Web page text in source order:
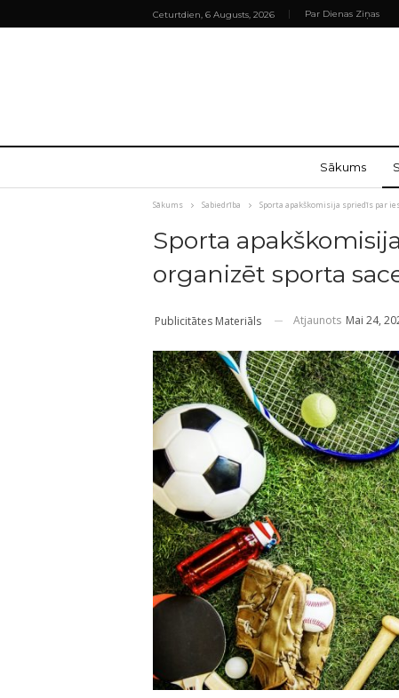
Ceturtdien, 6 Augusts, 2026 Par Dienas Ziņas
Sākums
Sākums Sabiedrība Sporta apakškomisija spriedīs par
Sporta
organizēt sporta
Publicitātes Materiāls Atjaunots Mai 24,